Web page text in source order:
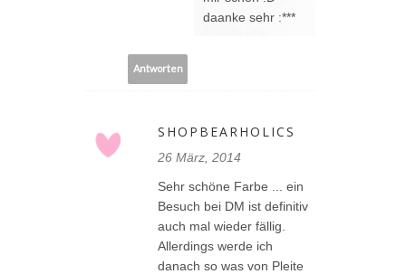
daanke sehr :***
Antworten
SHOPBEARHOLICS
26 März, 2014
Sehr schöne Farbe ... ein
Besuch bei DM ist definitiv
auch mal wieder fällig.
Allerdings werde ich
danach so was von Pleite